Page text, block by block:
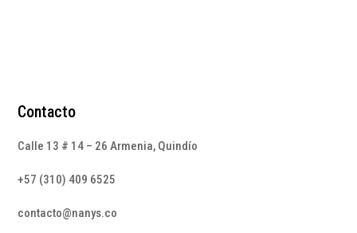
Contacto
Calle 13 # 14 – 26 Armenia, Quindío
+57 (310) 409 6525
contacto@nanys.co